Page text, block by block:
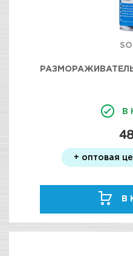
РАЗМОРАЖИВАТЕЛЬ
В
+ оптовая
В